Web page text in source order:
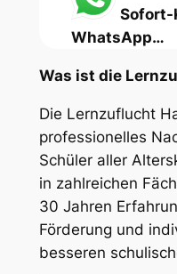
Sofort-
WhatsApp…
Was ist die
Die Lernzuflucht
professionelles
Schüler aller
in zahlreichen
30 Jahren
Förderung und
besseren